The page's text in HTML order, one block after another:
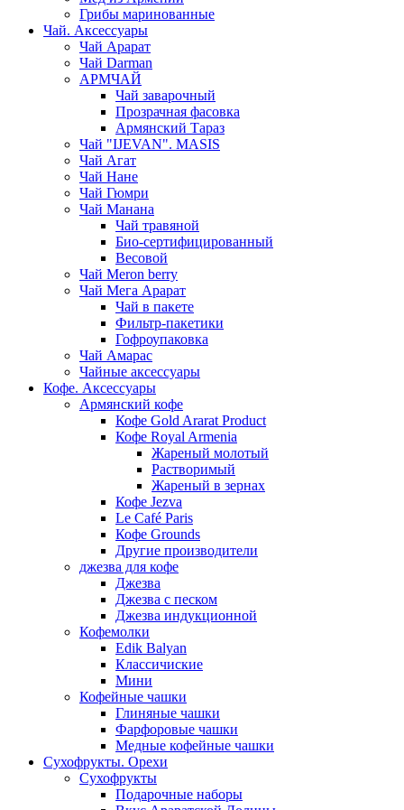
Грибы маринованные
Чай. Аксессуары
Чай Арарат
Чай Darman
АРМЧАЙ
Чай заварочный
Прозрачная фасовка
Армянский Тараз
Чай "IJEVAN". MASIS
Чай Агат
Чай Нане
Чай Гюмри
Чай Манана
Чай травяной
Био-сертифицированный
Весовой
Чай Meron berry
Чай Мега Арарат
Чай в пакете
Фильтр-пакетики
Гофроупаковка
Чай Амарас
Чайные аксессуары
Кофе. Аксессуары
Армянский кофе
Кофе Gold Ararat Product
Кофе Royal Armenia
Жареный молотый
Растворимый
Жареный в зернах
Кофе Jezva
Le Café Paris
Кофе Grounds
Другие производители
джезва для кофе
Джезва
Джезва с песком
Джезва индукционной
Кофемолки
Edik Balyan
Классичиские
Мини
Кофейные чашки
Глиняные чашки
Фарфоровые чашки
Медные кофейные чашки
Сухофрукты. Орехи
Сухофрукты
Подарочные наборы